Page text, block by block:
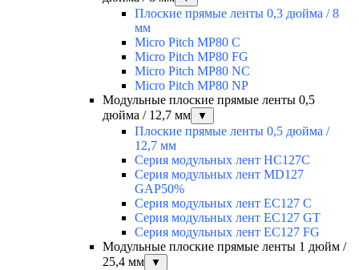
Плоские прямые ленты 0,3 дюйма / 8
мм
Micro Pitch MP80 С
Micro Pitch MP80 FG
Micro Pitch MP80 NС
Micro Pitch MP80 NP
Модульные плоские прямые ленты 0,5
дюйма / 12,7 мм
▼
Плоские прямые ленты 0,5 дюйма /
12,7 мм
Серия модульных лент HC127C
Серия модульных лент MD127
GAP50%
Серия модульных лент EC127 С
Серия модульных лент EC127 GT
Серия модульных лент EC127 FG
Модульные плоские прямые ленты 1 дюйм /
25,4 мм
▼